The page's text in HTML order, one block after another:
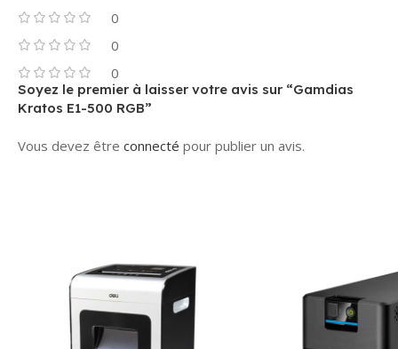
0
0
0
Soyez le premier à laisser votre avis sur “Gamdias
Kratos E1-500 RGB”
Vous devez être connecté pour publier un avis.